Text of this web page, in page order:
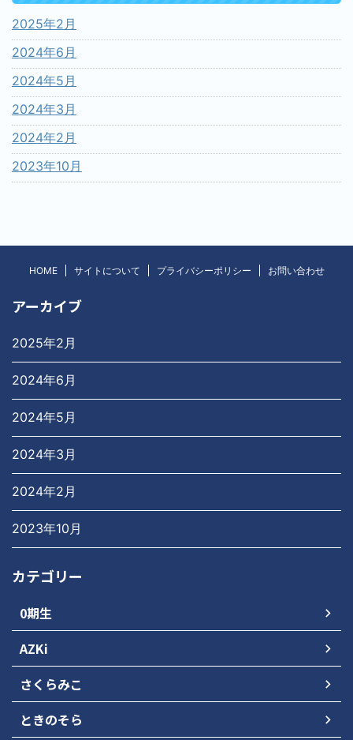
2025年2月
2024年6月
2024年5月
2024年3月
2024年2月
2023年10月
HOME サイトについて プライバシーポリシー お問い合わせ
アーカイブ
2025年2月
2024年6月
2024年5月
2024年3月
2024年2月
2023年10月
カテゴリー
0期生
AZKi
さくらみこ
ときのそら